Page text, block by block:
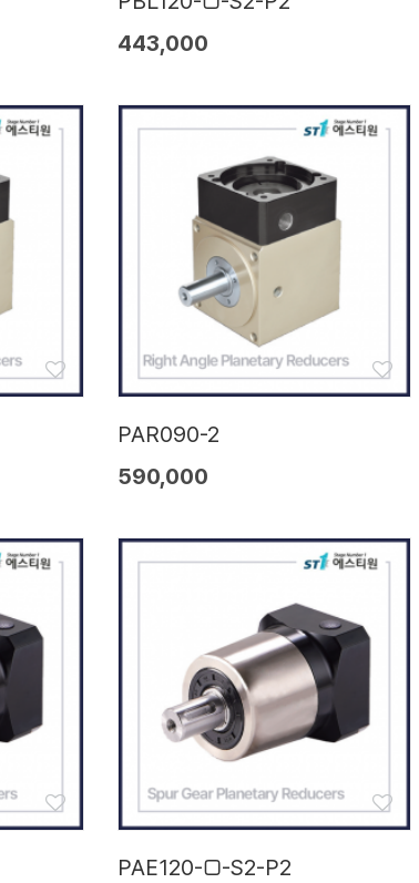
443,000
PAR090-2
590,000
PAE120-□-S2-P2